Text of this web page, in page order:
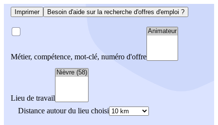
Imprimer Besoin d'aide sur la recherche d'offres d'emploi ?
Métier, compétence, mot-clé, numéro d'offre
Lieu de travail
Distance autour du lieu choisi